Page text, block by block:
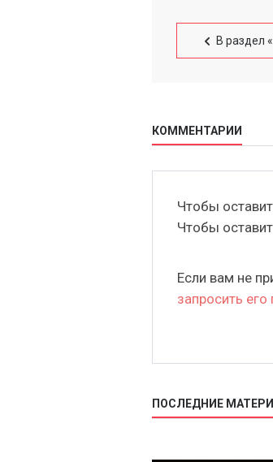
В раздел
КОММЕНТАРИИ
Чтобы
Чтобы
Если вам не
запросить его
ПОСЛЕДНИЕ